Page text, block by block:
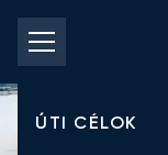
CHARTER
ÚTI CÉLOK